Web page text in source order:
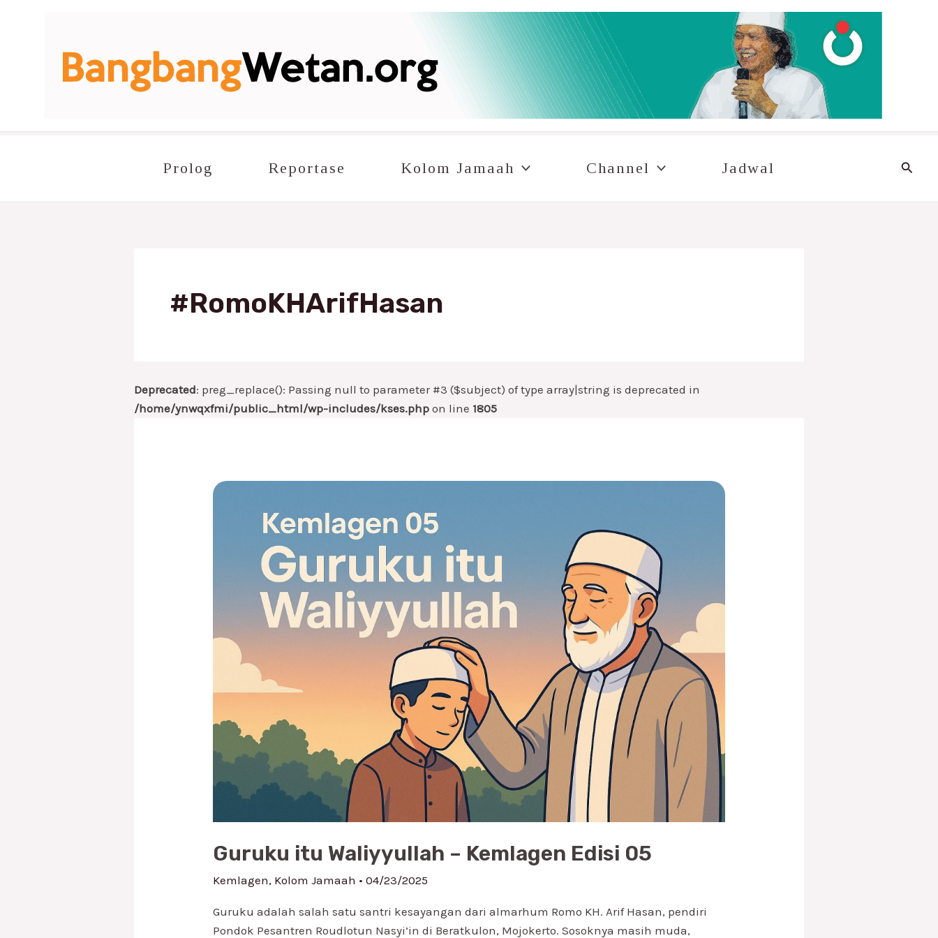
Prolog Reportase Kolom Jamaah Channel Jadwal Cari
#RomoKHArifHasan
Deprecated: preg_replace(): Passing null to parameter #3 ($subject) of type array|string is deprecated in
/home/ynwqxfmi/public_html/wp-includes/kses.php on line 1805
Guruku itu Waliyyullah – Kemlagen Edisi 05
Kemlagen, Kolom Jamaah •04/23/2025
Guruku adalah salah satu santri kesayangan dari almarhum Romo KH. Arif Hasan, pendiri
Pondok Pesantren Roudlotun Nasyi’in di Beratkulon, Mojokerto. Sosoknya masih muda,
Guruku
Waliyyullah
Kemlagen